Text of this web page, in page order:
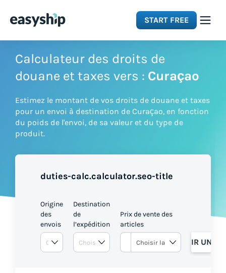
START FREE
Solutions
Integrations
Resources
Calculateur des droits de
douane et taxes vers : Curaçao
Estimez le montant de vos droits de douane et taxes
pour un envoi à destination de Curaçao, en fonction
du poids de l'envoi, de sa valeur et du type de
produit.
duties-calc.calculator.seo-title
Origine
des
envois
Destination
de
l’expédition
Prix de vente des
articles
OBTENIR UN